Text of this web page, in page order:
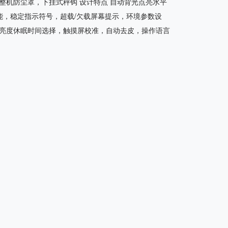
稳定指示符号，超载/欠载屏幕提示，环境参数设
度休眠时间选择，触摸屏校准，自动去皮，操作语言